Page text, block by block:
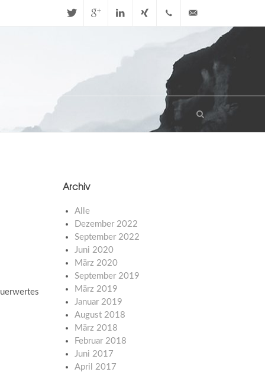
47050170
info@stbhn.de
Archiv
Alle
Dezember 2022
September 2022
Juni 2020
März 2020
September 2019
März 2019
Januar 2019
August 2018
März 2018
Februar 2018
Juni 2017
April 2017